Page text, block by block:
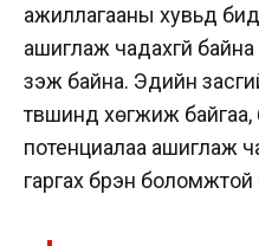
ажиллагааны хувьд
ашиглаж чадахгүй
үзэж байна. Эдийн
түвшинд хөгжиж
потенциалаа ашиглаж
гаргах бүрэн